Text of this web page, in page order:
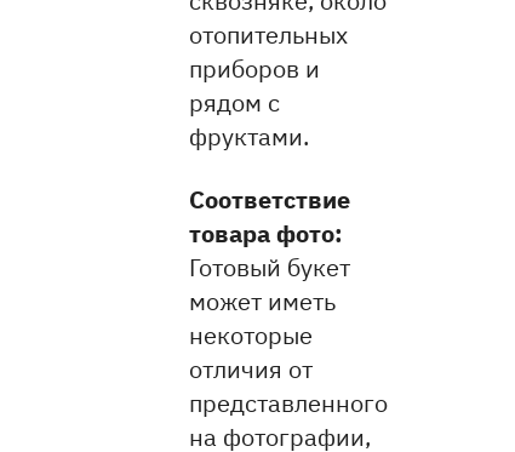
отопительных
приборов и
рядом с
фруктами.
Соответствие
товара фото:
Готовый букет
может иметь
некоторые
отличия от
представленного
на фотографии,